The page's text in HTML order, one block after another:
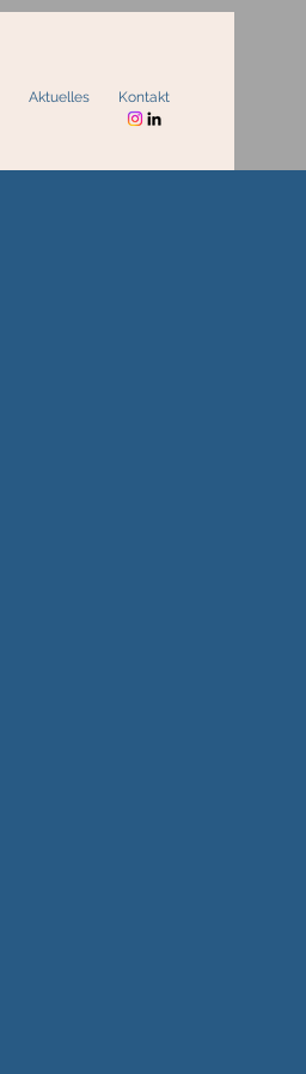
Aktuelles Kontakt